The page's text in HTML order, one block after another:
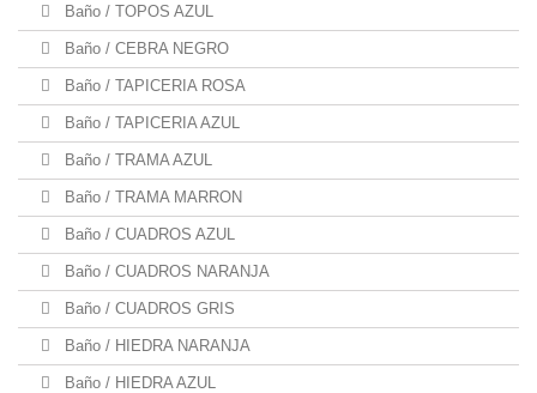
Baño / TOPOS AZUL
Baño / CEBRA NEGRO
Baño / TAPICERIA ROSA
Baño / TAPICERIA AZUL
Baño / TRAMA AZUL
Baño / TRAMA MARRON
Baño / CUADROS AZUL
Baño / CUADROS NARANJA
Baño / CUADROS GRIS
Baño / HIEDRA NARANJA
Baño / HIEDRA AZUL